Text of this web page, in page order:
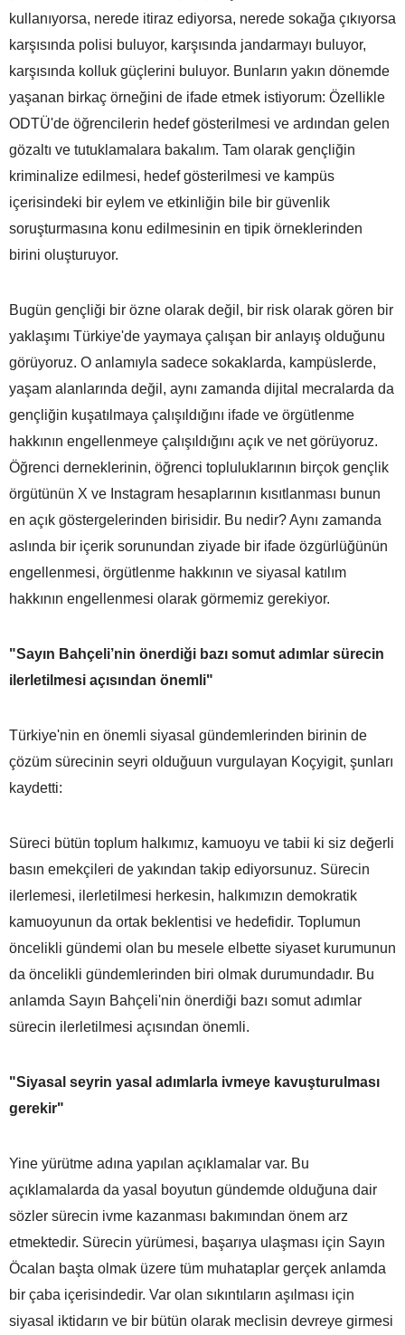
kullanıyorsa, nerede itiraz ediyorsa, nerede sokağa çıkıyorsa
karşısında polisi buluyor, karşısında jandarmayı buluyor,
karşısında kolluk güçlerini buluyor. Bunların yakın dönemde
yaşanan birkaç örneğini de ifade etmek istiyorum: Özellikle
ODTÜ'de öğrencilerin hedef gösterilmesi ve ardından gelen
gözaltı ve tutuklamalara bakalım. Tam olarak gençliğin
kriminalize edilmesi, hedef gösterilmesi ve kampüs
içerisindeki bir eylem ve etkinliğin bile bir güvenlik
soruşturmasına konu edilmesinin en tipik örneklerinden
birini oluşturuyor.
Bugün gençliği bir özne olarak değil, bir risk olarak gören bir
yaklaşımı Türkiye'de yaymaya çalışan bir anlayış olduğunu
görüyoruz. O anlamıyla sadece sokaklarda, kampüslerde,
yaşam alanlarında değil, aynı zamanda dijital mecralarda da
gençliğin kuşatılmaya çalışıldığını ifade ve örgütlenme
hakkının engellenmeye çalışıldığını açık ve net görüyoruz.
Öğrenci derneklerinin, öğrenci topluluklarının birçok gençlik
örgütünün X ve Instagram hesaplarının kısıtlanması bunun
en açık göstergelerinden birisidir. Bu nedir? Aynı zamanda
aslında bir içerik sorunundan ziyade bir ifade özgürlüğünün
engellenmesi, örgütlenme hakkının ve siyasal katılım
hakkının engellenmesi olarak görmemiz gerekiyor.
"Sayın Bahçeli’nin önerdiği bazı somut adımlar sürecin
ilerletilmesi açısından önemli"
Türkiye'nin en önemli siyasal gündemlerinden birinin de
çözüm sürecinin seyri olduğuun vurgulayan Koçyigit, şunları
kaydetti:
Süreci bütün toplum halkımız, kamuoyu ve tabii ki siz değerli
basın emekçileri de yakından takip ediyorsunuz. Sürecin
ilerlemesi, ilerletilmesi herkesin, halkımızın demokratik
kamuoyunun da ortak beklentisi ve hedefidir. Toplumun
öncelikli gündemi olan bu mesele elbette siyaset kurumunun
da öncelikli gündemlerinden biri olmak durumundadır. Bu
anlamda Sayın Bahçeli'nin önerdiği bazı somut adımlar
sürecin ilerletilmesi açısından önemli.
"Siyasal seyrin yasal adımlarla ivmeye kavuşturulması
gerekir"
Yine yürütme adına yapılan açıklamalar var. Bu
açıklamalarda da yasal boyutun gündemde olduğuna dair
sözler sürecin ivme kazanması bakımından önem arz
etmektedir. Sürecin yürümesi, başarıya ulaşması için Sayın
Öcalan başta olmak üzere tüm muhataplar gerçek anlamda
bir çaba içerisindedir. Var olan sıkıntıların aşılması için
siyasal iktidarın ve bir bütün olarak meclisin devreye girmesi